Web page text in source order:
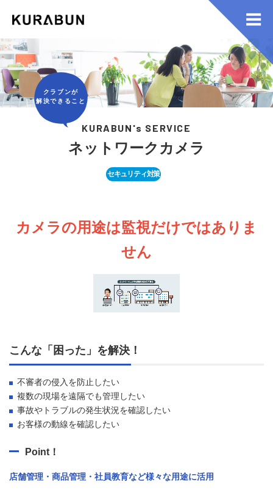
KURABUN's SERVICE
クラブンが
解決できること
ネットワークカメラ
セキュリティ対策
カメラの用途は監視だけではありま
せん
こんな「困った」を解決！
不審者の侵入を防止したい
複数の現場を遠隔でも管理したい
事故やトラブルの発生状況を確認したい
お客様の動線を確認したい
Point！
店舗管理・商品管理・社員教育など様々な用途に活用